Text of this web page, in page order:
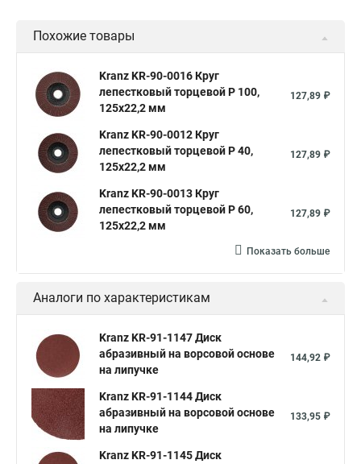
Похожие товары
Kranz KR-90-0016 Круг
лепестковый торцевой P 100,
125х22,2 мм
127,89 ₽
Kranz KR-90-0012 Круг
лепестковый торцевой P 40,
125х22,2 мм
127,89 ₽
Kranz KR-90-0013 Круг
лепестковый торцевой P 60,
125х22,2 мм
127,89 ₽
Показать больше
Аналоги по характеристикам
Kranz KR-91-1147 Диск
абразивный на ворсовой основе
на липучке
144,92 ₽
Kranz KR-91-1144 Диск
абразивный на ворсовой основе
на липучке
133,95 ₽
Kranz KR-91-1145 Диск